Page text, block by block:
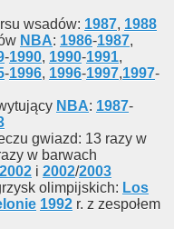
wsadów: 1987, 1988
NBA: 1986-1987,
-1990, 1990-1991,
-1996, 1996-1997,1997-
NBA: 1987-
gwiazd: 13 razy w
w barwach
2002 i 2002/2003
olimpijskich: Los
1992 r. z zespołem